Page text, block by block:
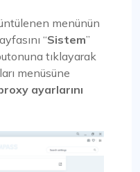
menünün
“Sistem”
tıklayarak
menüsüne
ayarlarını